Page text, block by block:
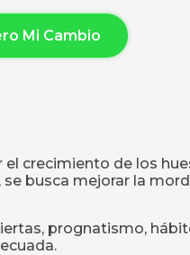
Mi Cambio
crecimiento de los
busca mejorar la
prognatismo,